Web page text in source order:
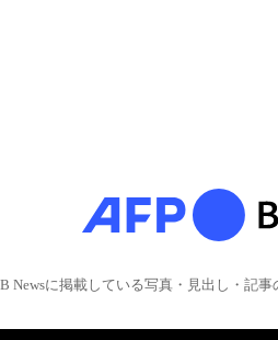
Newsに掲載している写真・見出し・記